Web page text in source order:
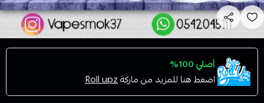
أصلي 100%
اضغط هنا للمزيد من ماركةRoll upz